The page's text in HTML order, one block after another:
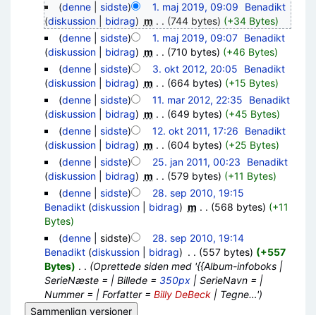
(denne| sidste) 1. maj 2019, 09:09
Benadikt
(diskussion| bidrag) m . . (744 bytes) (+34 Bytes)
(denne| sidste) 1. maj 2019, 09:07‎ Benadikt
(diskussion| bidrag) m . . (710 bytes) (+46 Bytes)
(denne| sidste) 3. okt 2012, 20:05
Benadikt
(diskussion| bidrag) m . . (664 bytes) (+15 Bytes)
(denne| sidste) 11. mar 2012, 22:35
Benadikt
(diskussion| bidrag) m . . (649 bytes) (+45 Bytes)
(denne| sidste) 12. okt 2011, 17:26
Benadikt
(diskussion| bidrag) m . . (604 bytes) (+25 Bytes)
(denne| sidste) 25. jan 2011, 00:23
Benadikt
(diskussion| bidrag) m . . (579 bytes) (+11 Bytes)
(denne| sidste)
28. sep 2010, 19:15
Benadikt (diskussion| bidrag) m . . (568 bytes) (+11
Bytes)
(denne| sidste)
28. sep 2010, 19:14
Benadikt (diskussion| bidrag) . . (557 bytes) (+557
Bytes) . . (Oprettede siden med '{{Album-infoboks |
SerieNæste = | Billede = 350px| SerieNavn = |
Nummer = | Forfatter = Billy DeBeck| Tegne…')